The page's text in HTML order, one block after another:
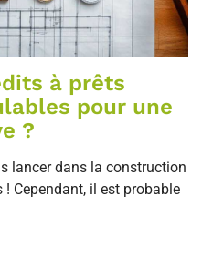
à prêts
pour une
?
lancer dans la construction
Cependant, il est probable